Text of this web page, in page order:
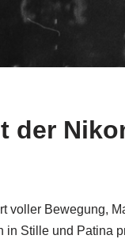
der
voller Bewegung,
Stille und Patina